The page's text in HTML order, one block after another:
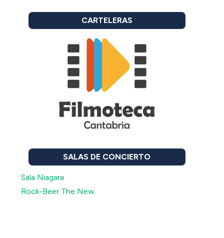
CARTELERAS
SALAS DE CONCIERTO
Sala Niagara
Rock-Beer The New